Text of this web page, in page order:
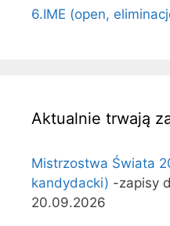
6.IME (open,
Aktualnie trwają
Mistrzostwa Świata
kandydacki) -zapisy
20.09.2026